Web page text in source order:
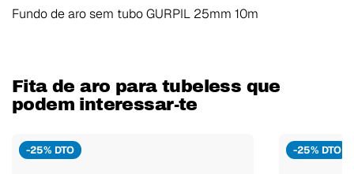
Fundo de aro sem tubo GURPIL 25mm 10m
Fita de aro para tubeless que
podem interessar-te
-25% DTO -25% DTO